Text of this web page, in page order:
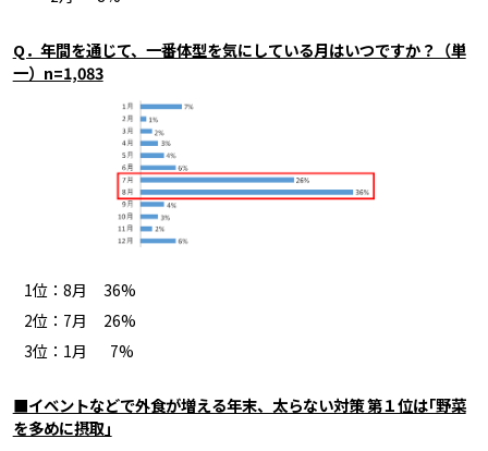
Q．年間を通じて、一番体型を気にしている月はいつですか？（単
一）n=1,083
1位：8月 36%
2位：7月 26%
3位：1月 7%
■イベントなどで外食が増える年末、太らない対策 第１位は｢野菜
を多めに摂取｣